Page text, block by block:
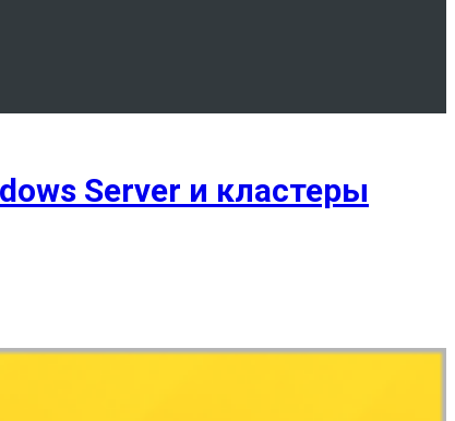
Server и кластеры